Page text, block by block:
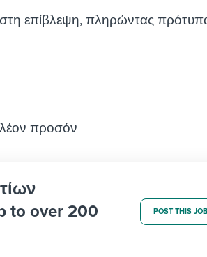
επίβλεψη, πληρώντας
προσόν
to over 200
POST THIS